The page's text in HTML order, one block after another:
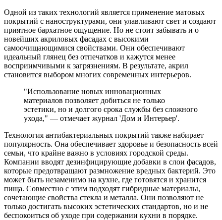
Одной из таких технологий является применение матовых
покрытий с наноструктурами, они улавливают свет и создают
приятное бархатное ощущение. Но не стоит забывать и о
новейших акриловых фасадах с высокими
самоочищающимися свойствами. Они обеспечивают
идеальный глянец без отпечатков и кажутся менее
восприимчивыми к загрязнениям. В результате, акрил
становится выбором многих современных интерьеров.
"Использование новых инновационных
материалов позволяет добиться не только
эстетики, но и долгого срока службы без сложного
ухода," — отмечает журнал 'Дом и Интерьер'.
Технология антибактериальных покрытий также набирает
популярность. Она обеспечивает здоровье и безопасность всей
семьи, что крайне важно в условиях городской среды.
Компании вводят дезинфицирующие добавки в слои фасадов,
которые предотвращают размножение вредных бактерий. Это
может быть незаменимо на кухне, где готовятся и хранится
пища. Совместно с этим подходят гибридные материалы,
сочетающие свойства стекла и металла. Они позволяют не
только достигать высоких эстетических стандартов, но и не
беспокоиться об уходе при содержании кухни в порядке.